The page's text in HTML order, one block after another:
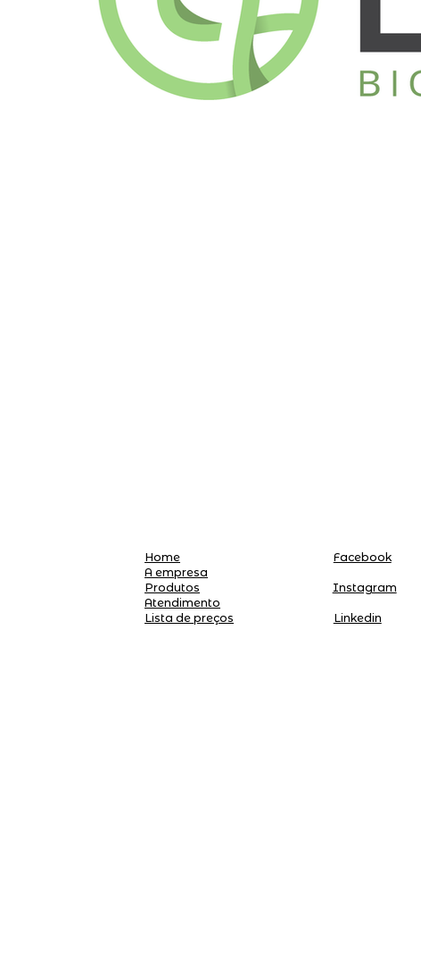
Facebook
Home
A empresa
Produtos
Atendimento
Lista de preços
Instagram
Linkedin